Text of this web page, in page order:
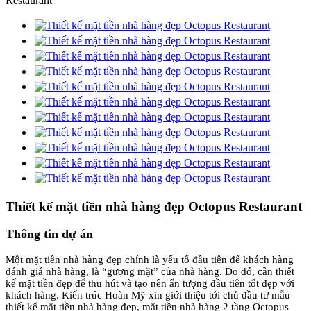
Thiết kế mặt tiền nhà hàng đẹp Octopus Restaurant
Thông tin dự án
Một mặt tiền nhà hàng đẹp chính là yếu tố đầu tiên để khách hàng
đánh giá nhà hàng, là “gương mặt” của nhà hàng. Do đó, cần thiết
kế mặt tiền đẹp để thu hút và tạo nên ấn tượng đầu tiên tốt đẹp với
khách hàng. Kiến trúc Hoàn Mỹ xin giới thiệu tới chủ đầu tư mẫu
thiết kế mặt tiền nhà hàng đẹp, mặt tiền nhà hàng 2 tầng Octopus